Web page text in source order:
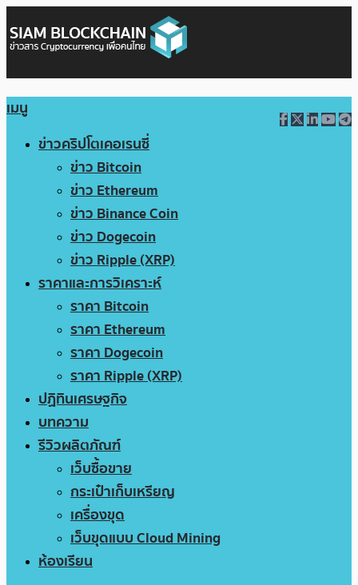
เมนู
ข่าวคริปโตเคอเรนซี่
ข่าว Bitcoin
ข่าว Ethereum
ข่าว Binance Coin
ข่าว Dogecoin
ข่าว Ripple (XRP)
ราคาและการวิเคราะห์
ราคา Bitcoin
ราคา Ethereum
ราคา Dogecoin
ราคา Ripple (XRP)
ปฏิทินเศรษฐกิจ
บทความ
รีวิวผลิตภัณฑ์
เว็บซื้อขาย
กระเป๋าเก็บเหรียญ
เครื่องขุด
เว็บขุดแบบ Cloud Mining
ห้องเรียน